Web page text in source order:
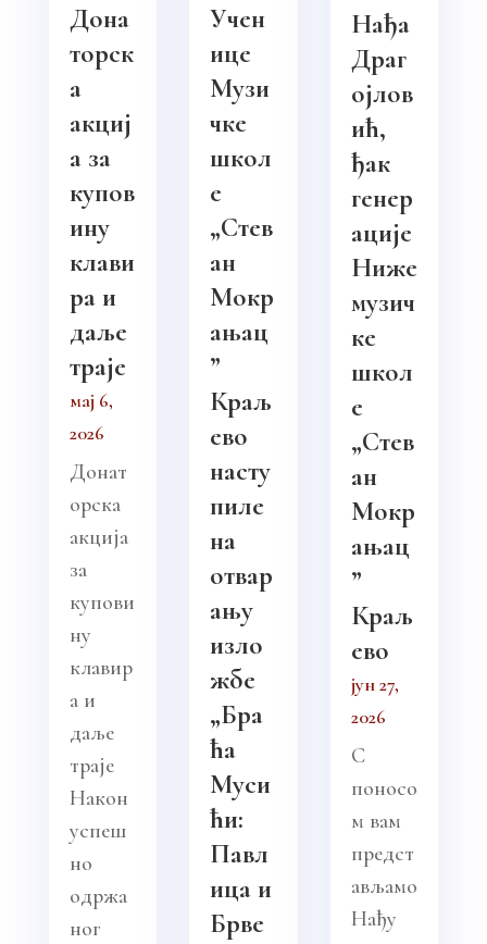
Дона
торск
а
акциј
а за
купов
ину
клави
ра и
даље
траје
мај 6,
2026
Донат
орска
акција
за
купови
ну
клавир
а и
даље
траје
Након
успеш
но
одржа
ног
Учен
ице
Музи
чке
школ
е
„Стев
ан
Мокр
ањац
”
Краљ
ево
насту
пиле
на
отвар
ању
изло
жбе
„Бра
ћа
Муси
ћи:
Павл
ица и
Брве
Нађа
Драг
ојлов
ић,
ђак
генер
ације
Ниже
музич
ке
школ
е
„Стев
ан
Мокр
ањац
”
Краљ
ево
јун 27,
2026
С
поносо
м вам
предст
ављамо
Нађу